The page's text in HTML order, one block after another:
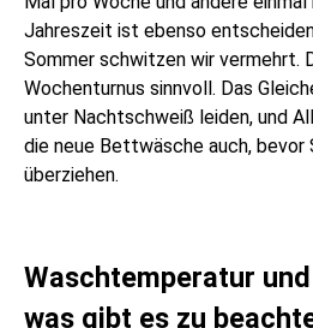
Jahreszeit ist ebenso
Sommer schwitzen wir vermehrt.
Wochenturnus sinnvoll. Das
unter Nachtschweiß leiden, und
die neue Bettwäsche auch, bevor
überziehen.
Waschtemperatur
was gibt es zu